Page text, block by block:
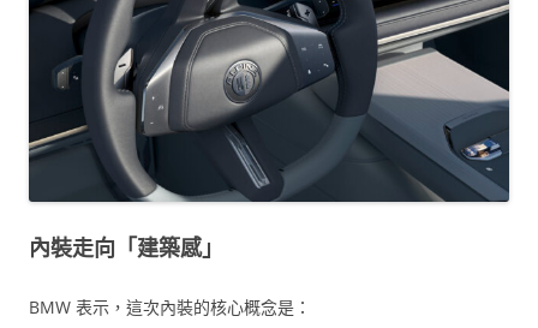
內裝走向「建築感」
BMW 表示，這次內裝的核心概念是：